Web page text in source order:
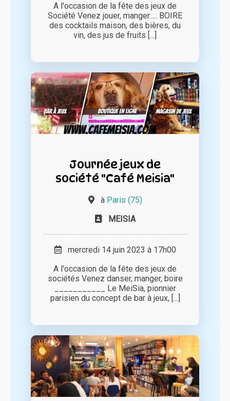
A l'occasion de la fête des jeux de
Société Venez jouer, manger..... BOIRE
des cocktails maison, des bières, du
vin, des jus de fruits [...]
Journée jeux de
société "Café Meisia"
à Paris (75)
MEISIA
mercredi 14 juin 2023 à 17h00
A l'occasion de la fête des jeux de
sociétés Venez danser, manger, boire
___________ Le MeiSia, pionnier
parisien du concept de bar à jeux, [...]